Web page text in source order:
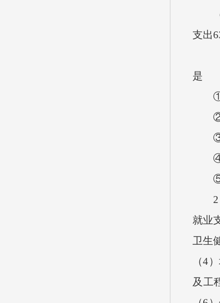
（1
支出
是
①临
②疫
③荒
④计
⑤选
2、
就业
卫生
（4
及工